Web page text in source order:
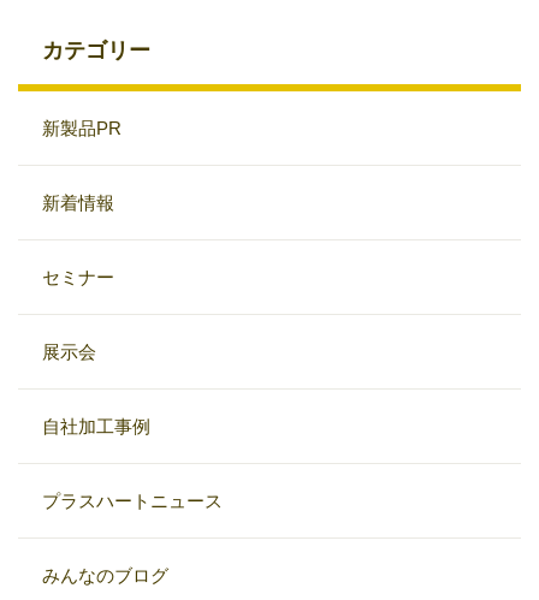
カテゴリー
新製品PR
新着情報
セミナー
展示会
自社加工事例
プラスハートニュース
みんなのブログ